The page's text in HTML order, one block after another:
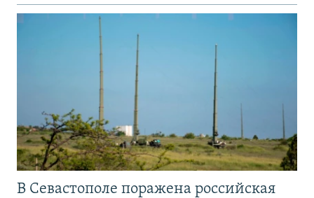
В Севастополе поражена российская